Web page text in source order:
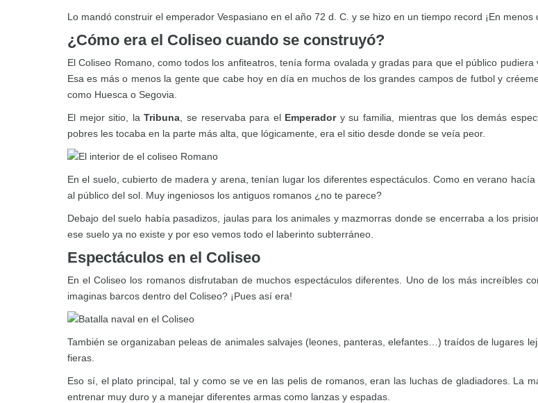
Lo mandó construir el emperador Vespasiano en el año 72 d. C. y se hizo en un tiempo record ¡En
¿Cómo era el Coliseo cuando se construyó?
El Coliseo Romano, como todos los anfiteatros, tenía forma ovalada y gradas para que el público
Esa es más o menos la gente que cabe hoy en día en muchos de los grandes campos de futbol y
como Huesca o Segovia.
El mejor sitio, laTribuna , se reservaba para el Emperadory su familia, mientras que los demás
pobres les tocaba en la parte más alta, que lógicamente, era el sitio desde donde se veía peor.
En el suelo, cubierto de madera y arena, tenían lugar los diferentes espectáculos. Como en verano
al público del sol. Muy ingeniosos los antiguos romanos ¿no te parece?
Debajo del suelo había pasadizos, jaulas para los animales y mazmorras donde se encerraba a los
ese suelo ya no existe y por eso vemos todo el laberinto subterráneo.
Espectáculos en el Coliseo
En el Coliseo los romanos disfrutaban de muchos espectáculos diferentes. Uno de los más increíbles
imaginas barcos dentro del Coliseo? ¡Pues así era!
También se organizaban peleas de animales salvajes (leones, panteras, elefantes…) traídos de lugares
fieras.
Eso sí, el plato principal, tal y como se ve en las pelis de romanos, eran las luchas de gladiadores. La
entrenar muy duro y a manejar diferentes armas como lanzas y espadas.